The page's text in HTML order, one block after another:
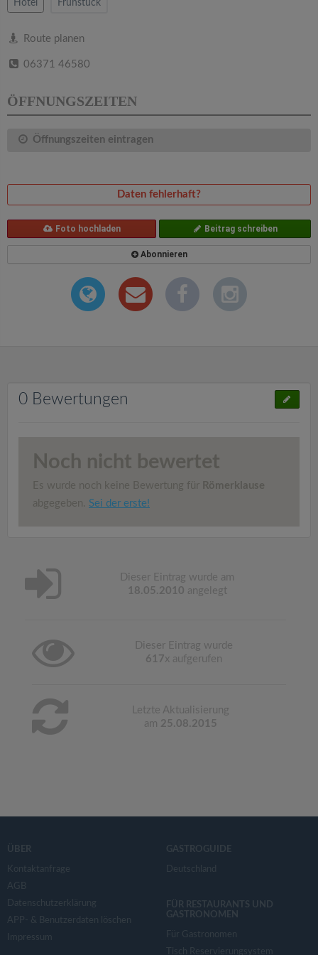
Hotel Frühstück
Route planen
06371 46580
ÖFFNUNGSZEITEN
Öffnungszeiten eintragen
Daten fehlerhaft?
Foto hochladen Beitrag schreiben
Abonnieren
0 Bewertungen
Noch nicht bewertet
Es wurde noch keine Bewertung für Römerklause
abgegeben. Sei der erste!
Dieser Eintrag wurde am
18.05.2010 angelegt
Dieser Eintrag wurde
617x aufgerufen
Letzte Aktualisierung
am 25.08.2015
ÜBER
Kontaktanfrage
AGB
Datenschutzerklärung
APP- & Benutzerdaten löschen
Impressum
GASTROGUIDE
Deutschland
FÜR RESTAURANTS UND
GASTRONOMEN
Für Gastronomen
Tisch Reservierungsystem
i
a